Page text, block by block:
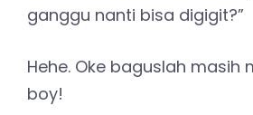
ganggu nanti bisa digigit?”
Hehe. Oke baguslah masih
boy!